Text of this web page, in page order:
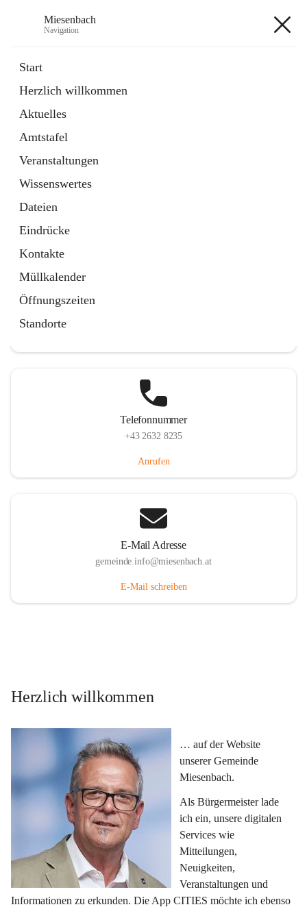
Miesenbach
Navigation
Start
Herzlich willkommen
Aktuelles
Amtstafel
Veranstaltungen
Wissenswertes
Dateien
Eindrücke
Kontakte
Müllkalender
Öffnungszeiten
Standorte
Externe Webseite
in
Tab
Region Schneebergland
Externe Webseite
öffnet
in
neuem
Tab
Telefonnummer
+43 2632 8235
Anrufen
E-Mail Adresse
gemeinde.info@miesenbach.at
E-Mail schreiben
Herzlich willkommen
… auf der Website
unserer Gemeinde
Miesenbach.
Als Bürgermeister lade
ich ein, unsere digitalen
Services wie
Mitteilungen,
Neuigkeiten,
Veranstaltungen und
Informationen zu erkunden. Die App CITIES möchte ich ebenso